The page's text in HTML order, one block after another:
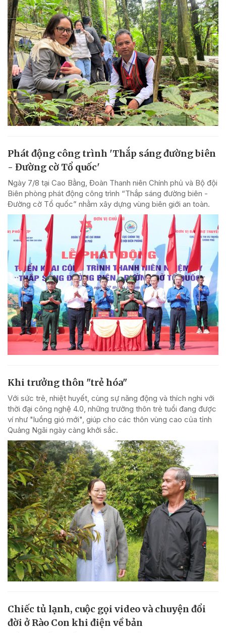
Phát động công trình 'Thắp sáng đường biên
- Đường cờ Tổ quốc'
Ngày 7/8 tại Cao Bằng, Đoàn Thanh niên Chính phủ và Bộ đội
Biên phòng phát động công trình “Thắp sáng đường biên -
Đường cờ Tổ quốc” nhằm xây dựng vùng biên giới an toàn.
Khi trưởng thôn "trẻ hóa"
Với sức trẻ, nhiệt huyết, cùng sự năng động và thích nghi với
thời đại công nghệ 4.0, những trưởng thôn trẻ tuổi đang được
ví như "luồng gió mới", giúp cho các thôn vùng cao của tỉnh
Quảng Ngãi ngày càng khởi sắc.
Chiếc tủ lạnh, cuộc gọi video và chuyện đổi
đời ở Rào Con khi điện về bản